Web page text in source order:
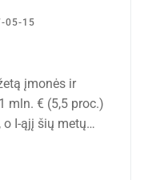
05-15
įmonės ir
mln. € (5,5 proc.)
o I-ąjį šių metų…